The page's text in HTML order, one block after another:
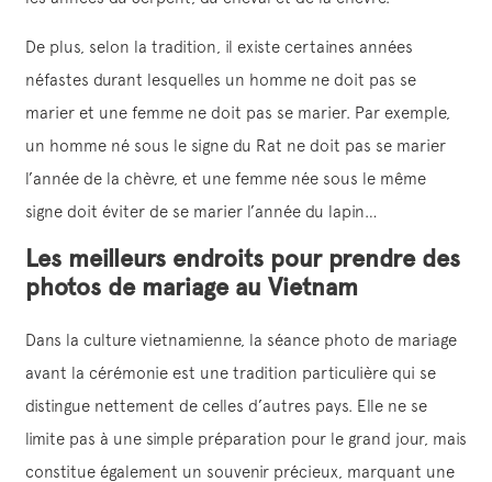
De plus, selon la tradition, il existe certaines années
néfastes durant lesquelles un homme ne doit pas se
marier et une femme ne doit pas se marier. Par exemple,
un homme né sous le signe du Rat ne doit pas se marier
l’année de la chèvre, et une femme née sous le même
signe doit éviter de se marier l’année du lapin…
Les meilleurs endroits pour prendre des
photos de mariage au Vietnam
Dans la culture vietnamienne, la séance photo de mariage
avant la cérémonie est une tradition particulière qui se
distingue nettement de celles d’autres pays. Elle ne se
limite pas à une simple préparation pour le grand jour, mais
constitue également un souvenir précieux, marquant une